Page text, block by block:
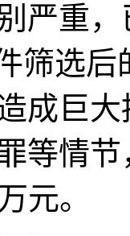
严重
筛选
成巨
等情
元。